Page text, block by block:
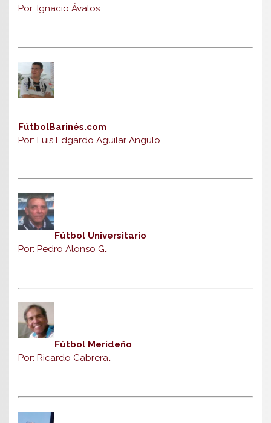
Por: Ignacio Ávalos
FútbolBarinés.com
Por: Luis Edgardo Aguilar Angulo
Fútbol Universitario
Por: Pedro Alonso G.
Fútbol Merideño
Por: Ricardo Cabrera.